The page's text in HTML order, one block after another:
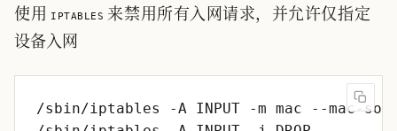
使用 iptables 来禁用所有入网请求，并允许仅指定
设备入网